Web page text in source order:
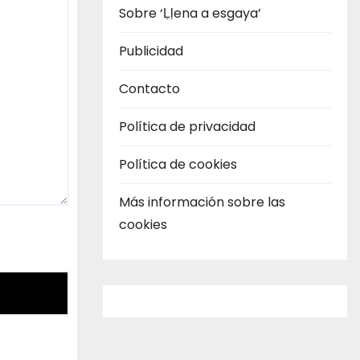
Sobre ‘Ḷḷena a esgaya’
Publicidad
Contacto
Política de privacidad
Política de cookies
Más información sobre las
cookies